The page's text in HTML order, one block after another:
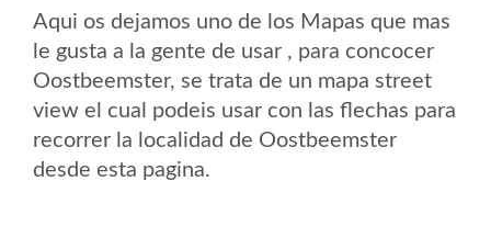
Aqui os dejamos uno de los Mapas que mas
le gusta a la gente de usar , para concocer
Oostbeemster, se trata de un mapa street
view el cual podeis usar con las flechas para
recorrer la localidad de Oostbeemster
desde esta pagina.